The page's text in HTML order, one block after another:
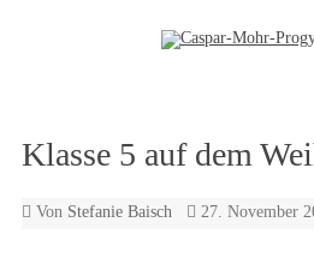
Klasse 5 auf dem
Von Stefanie Baisch 27. November